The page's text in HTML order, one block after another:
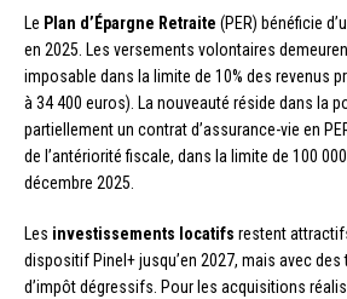
Le Plan d’Épargne Retraite (PER) bénéficie
en 2025. Les versements volontaires
imposable dans la limite de 10% des revenus
à 34 400 euros). La nouveauté réside dans la
partiellement un contrat d’assurance-vie en
de l’antériorité fiscale, dans la limite de 100
décembre 2025.
Les investissements locatifs restent
dispositif Pinel+ jusqu’en 2027, mais avec des
d’impôt dégressifs. Pour les acquisitions